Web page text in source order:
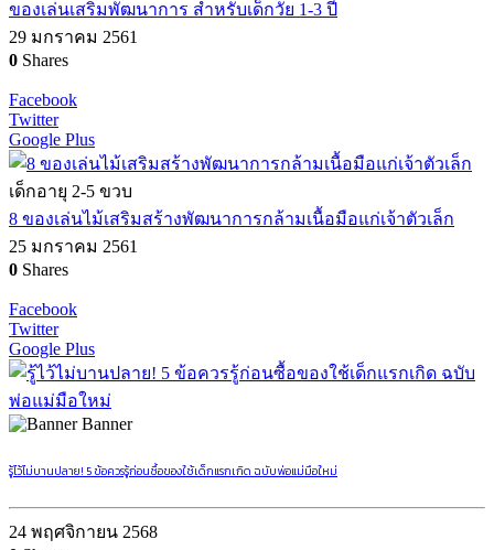
ของเล่นเสริมพัฒนาการ สำหรับเด็กวัย 1-3 ปี
29 มกราคม 2561
0 Shares
Facebook
Twitter
Google Plus
เด็กอายุ 2-5 ขวบ
8 ของเล่นไม้เสริมสร้างพัฒนาการกล้ามเนื้อมือแก่เจ้าตัวเล็ก
25 มกราคม 2561
0 Shares
Facebook
Twitter
Google Plus
Banner
รู้ไว้ไม่บานปลาย! 5 ข้อควรรู้ก่อนซื้อของใช้เด็กแรกเกิด ฉบับพ่อแม่มือใหม่
24 พฤศจิกายน 2568